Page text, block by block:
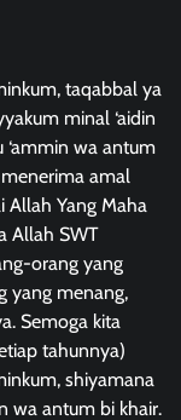
taqabbal ya
minal ‘aidin
wa antum
amal
Allah Yang Maha
Allah SWT
orang yang
yang menang,
Semoga kita
tahunnya)
shiyamana
wa antum bi khair.